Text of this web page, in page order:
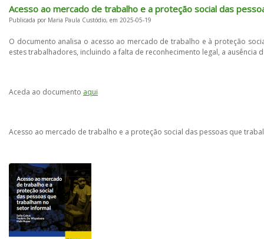
Acesso ao mercado de trabalho e a proteção social das
Publicada por Maria Paula Custódio, em 2025-05-19
O documento analisa o acesso ao mercado de trabalho e à proteção
estes trabalhadores, incluindo a falta de reconhecimento legal, a ausência
Aceda ao documento aqui
Acesso ao mercado de trabalho e a proteção social das pessoas que